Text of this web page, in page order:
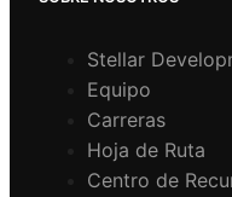
Stellar
Equipo
Carreras
Hoja de Ruta
Centro de